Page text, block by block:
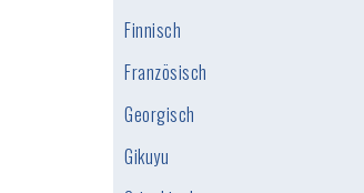
Finnisch
Französisch
Georgisch
Gikuyu